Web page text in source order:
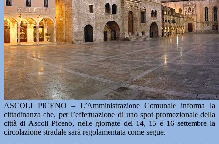
ASCOLI PICENO – L’Amministrazione Comunale informa la
cittadinanza che, per l’effettuazione di uno spot promozionale della
città di Ascoli Piceno, nelle giornate del 14, 15 e 16 settembre la
circolazione stradale sarà regolamentata come segue.